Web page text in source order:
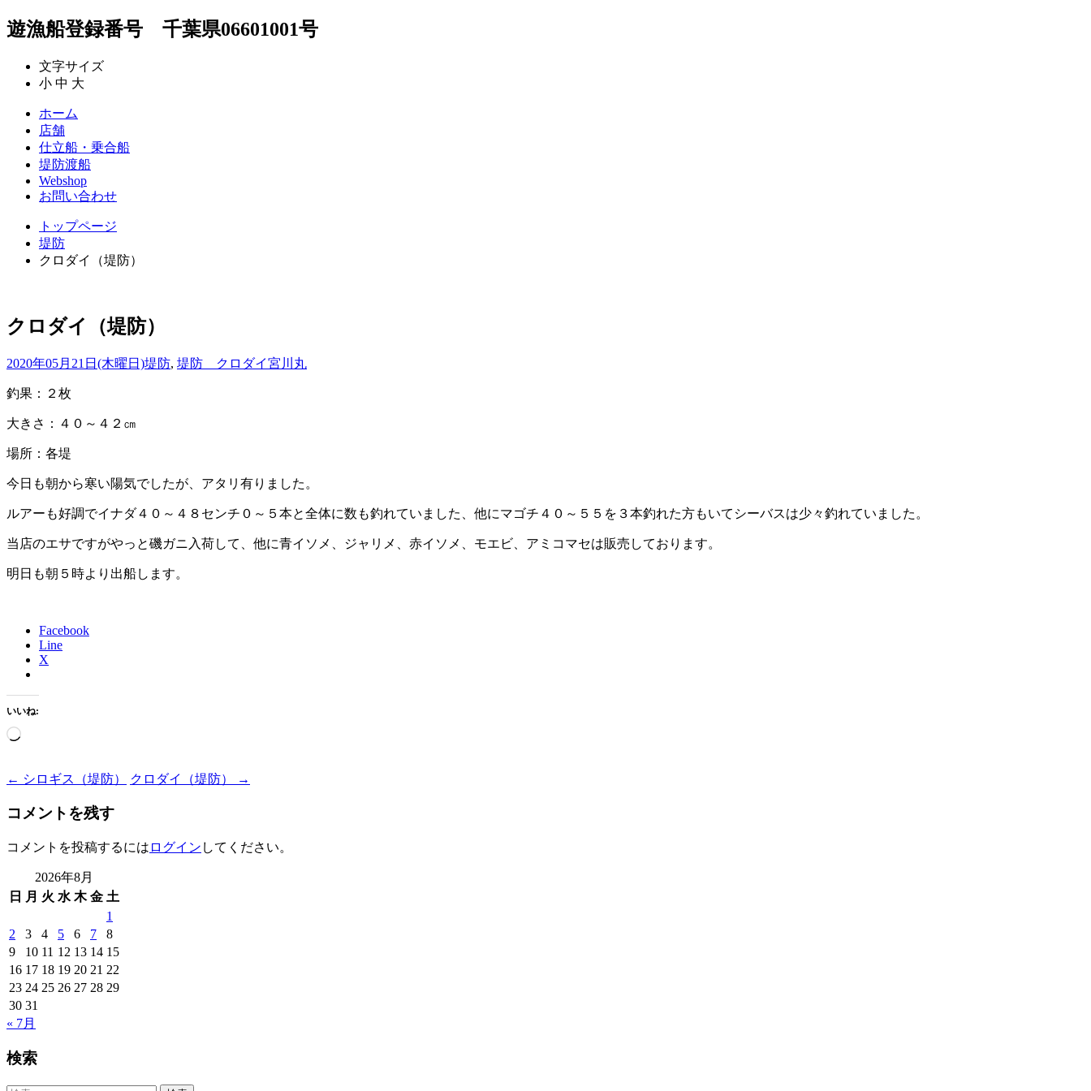
遊漁船登録番号 千葉県06601001号
文字サイズ
小 中 大
ホーム
店舗
仕立船・乗合船
堤防渡船
Webshop
お問い合わせ
トップページ
堤防
クロダイ（堤防）
クロダイ（堤防）
2020年05月21日(木曜日)堤防, 堤防 クロダイ宮川丸
釣果：２枚
大きさ：４０～４２㎝
場所：各堤
今日も朝から寒い陽気でしたが、アタリ有りました。
ルアーも好調でイナダ４０～４８センチ０～５本と全体に数も釣れていました、他にマゴチ４０～５５を３本釣れた方もいてシーバスは少々釣れていました。
当店のエサですがやっと磯ガニ入荷して、他に青イソメ、ジャリメ、赤イソメ、モエビ、アミコマセは販売しております。
明日も朝５時より出船します。
Facebook
Line
X
いいね:
読
み
Post
navigation
← シロギス（堤防） クロダイ（堤防） →
コメントを残す
コメントを投稿するには ログイン してください。
2026年8月
日
月 火 水 木 金 土
1
2
3 4 5 6 7
8
9
10 11 12 13 14 15
16 17 18 19 20 21 22
23 24 25 26 27 28 29
30 31
« 7月
検索